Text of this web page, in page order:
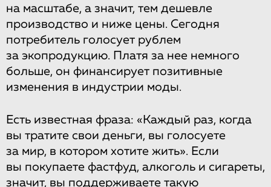
на масштабе, а значит, тем дешевле
производство и ниже цены. Сегодня
потребитель голосует рублем
за экопродукцию. Платя за нее немного
больше, он финансирует позитивные
изменения в индустрии моды.
Есть известная фраза: «Каждый раз, когда
вы тратите свои деньги, вы голосуете
за мир, в котором хотите жить». Если
вы покупаете фастфуд, алкоголь и сигареты,
значит, вы поддерживаете такую